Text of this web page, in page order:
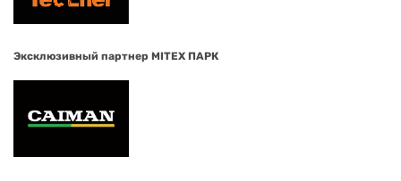
Эксклюзивный партнер MITEX ПАРК